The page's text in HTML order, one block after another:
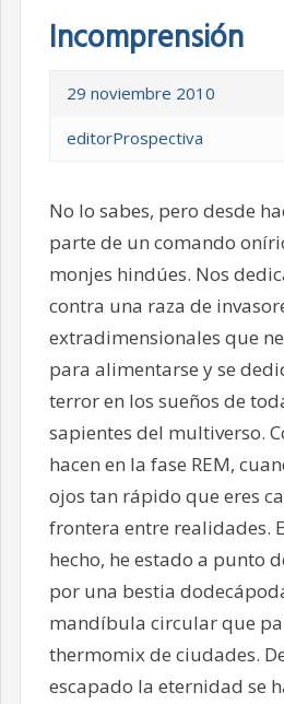
Incomprensión
29 noviembre 2010
editorProspectiva
No lo sabes, pero desde
parte de un comando
monjes hindúes. Nos
contra una raza de
extradimensionales que
para alimentarse y se
terror en los sueños de
sapientes del multiverso.
hacen en la fase REM,
ojos tan rápido que eres
frontera entre realidades.
hecho, he estado a punto
por una bestia
mandíbula circular que
thermomix de ciudades.
escapado la eternidad se